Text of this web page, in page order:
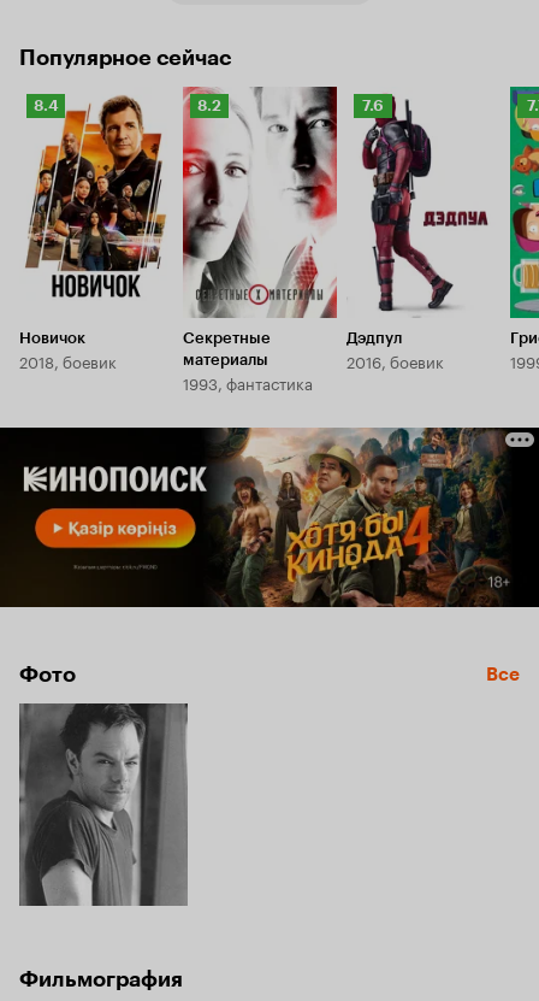
Популярное сейчас
Рейтинг
Кинопоиска
8.4
8.4
Новичок
2018, боевик
Рейтинг
Кинопоиска
8.2
8.2
Секретные
материалы
1993, фантастика
Рейтинг
Кинопоиска
7.6
7.6
Дэдпул
2016, боевик
Фото Все
Фильмография